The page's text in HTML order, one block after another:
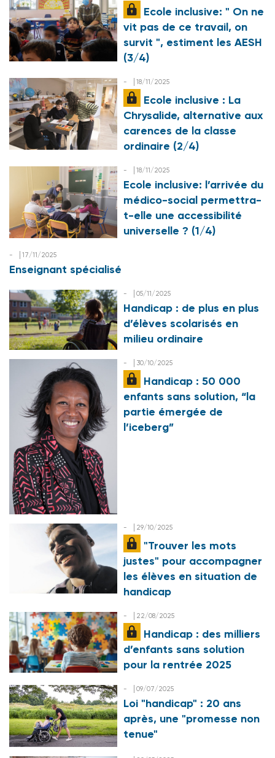
Ecole inclusive: " On ne
vit pas de ce travail, on
survit ", estiment les AESH
(3/4)
- 18/11/2025
Ecole inclusive : La
Chrysalide, alternative aux
carences de la classe
ordinaire (2/4)
- 18/11/2025
Ecole inclusive: l’arrivée du
médico-social permettra-
t-elle une accessibilité
universelle ? (1/4)
- 17/11/2025
Enseignant spécialisé
- 05/11/2025
Handicap : de plus en plus
d’élèves scolarisés en
milieu ordinaire
- 30/10/2025
Handicap : 50 000
enfants sans solution, “la
partie émergée de
l’iceberg”
- 29/10/2025
"Trouver les mots
justes" pour accompagner
les élèves en situation de
handicap
- 22/08/2025
Handicap : des milliers
d’enfants sans solution
pour la rentrée 2025
- 09/07/2025
Loi "handicap" : 20 ans
après, une "promesse non
tenue"